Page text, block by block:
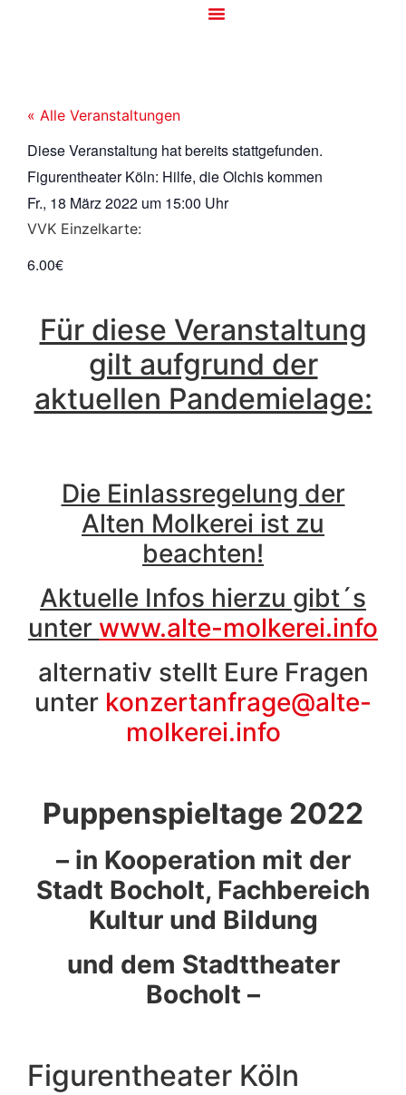
« Alle Veranstaltungen
Diese Veranstaltung hat bereits stattgefunden.
Figurentheater Köln: Hilfe, die Olchis kommen
Fr., 18 März 2022 um 15:00 Uhr
VVK Einzelkarte:
6.00€
Für diese Veranstaltung
gilt aufgrund der
aktuellen Pandemielage:
Die Einlassregelung der
Alten Molkerei ist zu
beachten!
Aktuelle Infos hierzu gibt´s
unter www.alte-molkerei.info
alternativ stellt Eure Fragen
unter konzertanfrage@alte-
molkerei.info
Puppenspieltage 2022
– in Kooperation mit der
Stadt Bocholt, Fachbereich
Kultur und Bildung
und dem Stadttheater
Bocholt –
Figurentheater Köln